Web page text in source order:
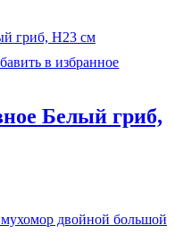
в избранное
Белый гриб,